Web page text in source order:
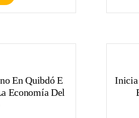
En Quibdó E
Economía Del
Inicia